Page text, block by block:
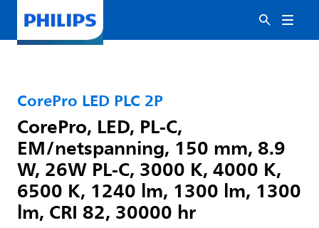
CorePro LED PLC 2P
CorePro, LED, PL-C,
EM/netspanning, 150 mm, 8.9
W, 26W PL-C, 3000 K, 4000 K,
6500 K, 1240 lm, 1300 lm, 1300
lm, CRI 82, 30000 hr